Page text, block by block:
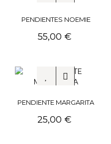
PENDIENTES NOEMIE
Precio
55,00 €
PENDIENTE MARGARITA
Precio
25,00 €